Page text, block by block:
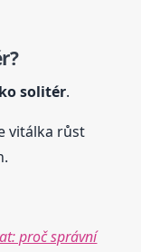
solitér.
vitálka růst
proč správní